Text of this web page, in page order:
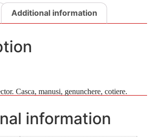
Additional information
Casca, manusi, genunchere, cotiere.
information